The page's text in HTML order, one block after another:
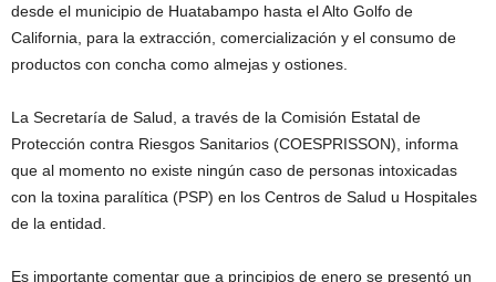
desde el municipio de Huatabampo hasta el Alto Golfo de
California, para la extracción, comercialización y el consumo de
productos con concha como almejas y ostiones.
La Secretaría de Salud, a través de la Comisión Estatal de
Protección contra Riesgos Sanitarios (COESPRISSON), informa
que al momento no existe ningún caso de personas intoxicadas
con la toxina paralítica (PSP) en los Centros de Salud u Hospitales
de la entidad.
Es importante comentar que a principios de enero se presentó un